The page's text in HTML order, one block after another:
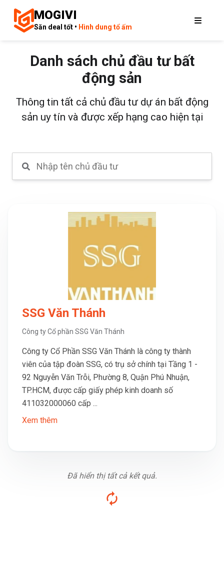
MOGIVI
Săn deal tốt • Hình dung tổ ấm
Danh sách chủ đầu tư bất
động sản
Thông tin tất cả chủ đầu tư dự án bất động
sản uy tín và được xếp hạng cao hiện tại
SSG Văn Thánh
Công ty Cổ phần SSG Văn Thánh
Công ty Cổ Phần SSG Văn Thánh là công ty thành
viên của tập đoàn SSG, có trụ sở chính tại Tầng 1 -
92 Nguyễn Văn Trỗi, Phường 8, Quận Phú Nhuận,
TP.HCM, được cấp giấy phép kinh doanh số
411032000060 cấp ...
Xem thêm
Đã hiển thị tất cả kết quả.